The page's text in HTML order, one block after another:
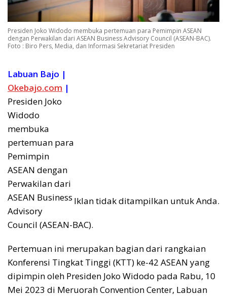
Presiden Joko Widodo membuka pertemuan para Pemimpin ASEAN
dengan Perwakilan dari ASEAN Business Advisory Council (ASEAN-BAC).
Foto : Biro Pers, Media, dan Informasi Sekretariat Presiden
Iklan tidak ditampilkan untuk Anda.
Labuan Bajo |
Okebajo.com |
Presiden Joko
Widodo
membuka
pertemuan para
Pemimpin
ASEAN dengan
Perwakilan dari
ASEAN Business
Advisory
Council (ASEAN-BAC).
Pertemuan ini merupakan bagian dari rangkaian
Konferensi Tingkat Tinggi (KTT) ke-42 ASEAN yang
dipimpin oleh Presiden Joko Widodo pada Rabu, 10
Mei 2023 di Meruorah Convention Center, Labuan